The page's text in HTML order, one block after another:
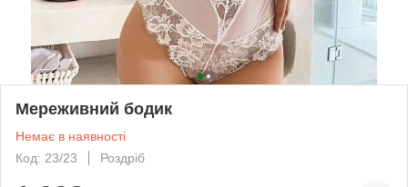
Мереживний бодик
Немає в наявності
Код: 23/23
Роздріб